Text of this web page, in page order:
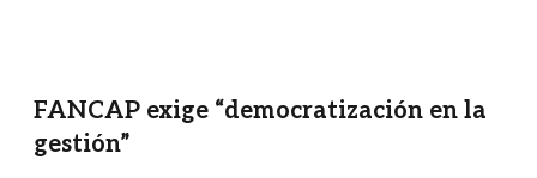
FANCAP exige “democratización en la
gestión”